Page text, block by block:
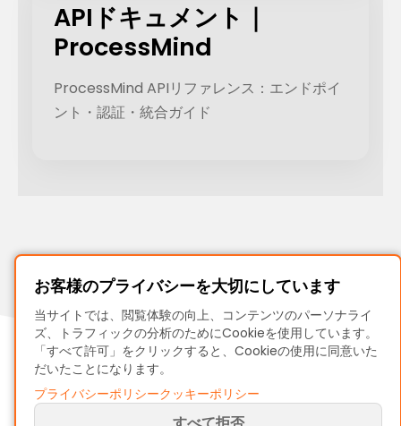
APIドキュメント｜
ProcessMind
ProcessMind APIリファレンス：エンドポイ
ント・認証・統合ガイド
お客様のプライバシーを大切にしています
当サイトでは、閲覧体験の向上、コンテンツのパーソナライ
ズ、トラフィックの分析のためにCookieを使用しています。
「すべて許可」をクリックすると、Cookieの使用に同意いた
だいたことになります。
プライバシーポリシークッキーポリシー